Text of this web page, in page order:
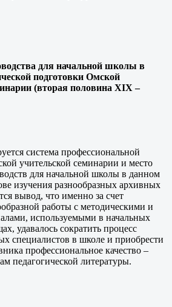
для начальной школы в
подготовки Омской
(вторая половина ХIХ –
система профессиональной
учительской семинарии и место
для начальной школы в данном
изучения разнообразных архивных
вывод, что именно за счет
работы с методическими и
используемыми в начальных
удавалось сократить процесс
специалистов в школе и приобрести
профессиональное качество –
педагогической литературы.